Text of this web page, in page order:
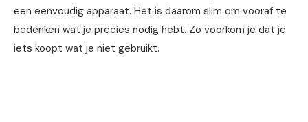
een eenvoudig apparaat. Het is daarom slim om vooraf te
bedenken wat je precies nodig hebt. Zo voorkom je dat je
iets koopt wat je niet gebruikt.